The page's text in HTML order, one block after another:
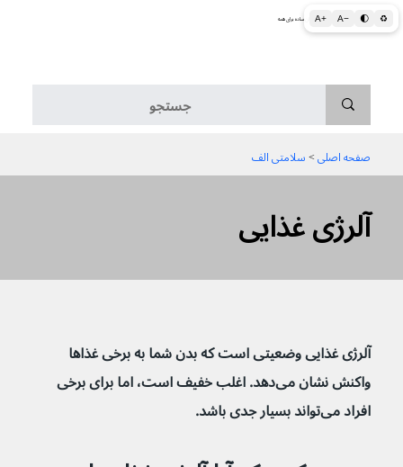
A+ A− 🌓 ♻ اطلاعات پزشکی و بهداشتی به زبان ساده برای همه
آلرژی غذایی
صفحه اصلی > سلامتی الف
آلرژی غذایی وضعیتی است که بدن شما به برخی غذاها
واکنش نشان می‌دهد. اغلب خفیف است، اما برای برخی
افراد می‌تواند بسیار جدی باشد.